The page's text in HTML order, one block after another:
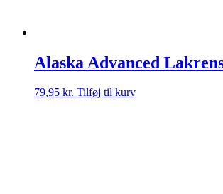
Alaska Advanced
79,95 kr. Tilføj til kurv